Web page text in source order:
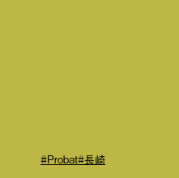
#Probat#長崎